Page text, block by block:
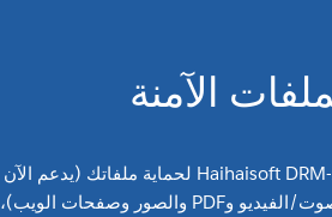
الآمنة
تنسيقًا، بما في ذلك الصوت/الفيديو وPDF والصور وصفحات الويب)،